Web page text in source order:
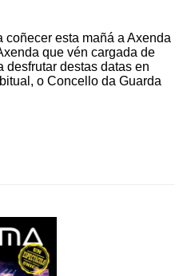
esta mañá a Axenda
que vén cargada de
desfrutar destas datas en
o Concello da Guarda